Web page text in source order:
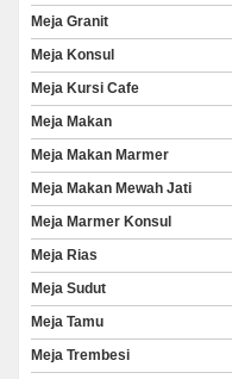
Meja Granit
Meja Konsul
Meja Kursi Cafe
Meja Makan
Meja Makan Marmer
Meja Makan Mewah Jati
Meja Marmer Konsul
Meja Rias
Meja Sudut
Meja Tamu
Meja Trembesi